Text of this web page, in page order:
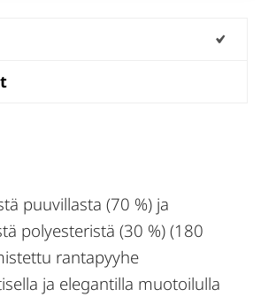
puuvillasta (70 %) ja
polyesteristä (30 %) (180
rantapyyhe
ja elegantilla muotoilulla